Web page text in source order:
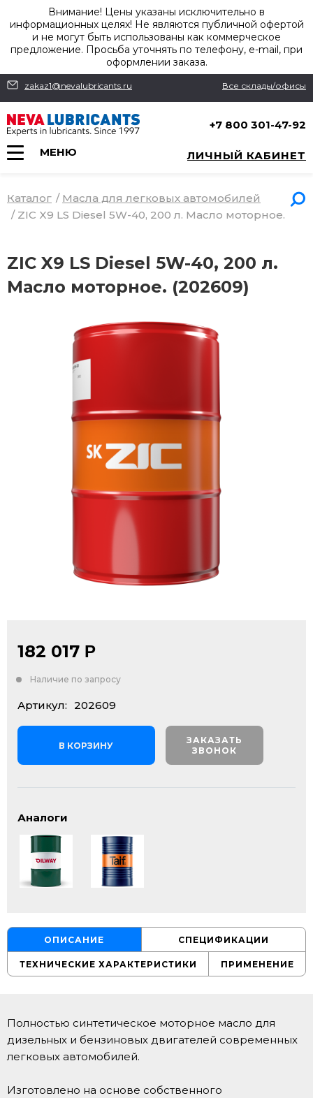
Внимание! Цены указаны исключительно в
информационных целях! Не являются публичной офертой
и не могут быть использованы как коммерческое
предложение. Просьба уточнять по телефону, e-mail, при
оформлении заказа.
zakaz1@nevalubricants.ru Все склады/офисы
+7 800 301-47-92
МЕНЮ ЛИЧНЫЙ КАБИНЕТ
Каталог / Масла для легковых автомобилей
/ ZIC X9 LS Diesel 5W-40, 200 л. Масло моторное.
ZIC X9 LS Diesel 5W-40, 200 л.
Масло моторное. (202609)
182 017 Р
Наличие по запросу
Артикул: 202609
В КОРЗИНУ
ЗАКАЗАТЬ
ЗВОНОК
Аналоги
ОПИСАНИЕ СПЕЦИФИКАЦИИ
ТЕХНИЧЕСКИЕ ХАРАКТЕРИСТИКИ ПРИМЕНЕНИЕ
Полностью синтетическое моторное масло для
дизельных и бензиновых двигателей современных
легковых автомобилей.
Изготовлено на основе собственного